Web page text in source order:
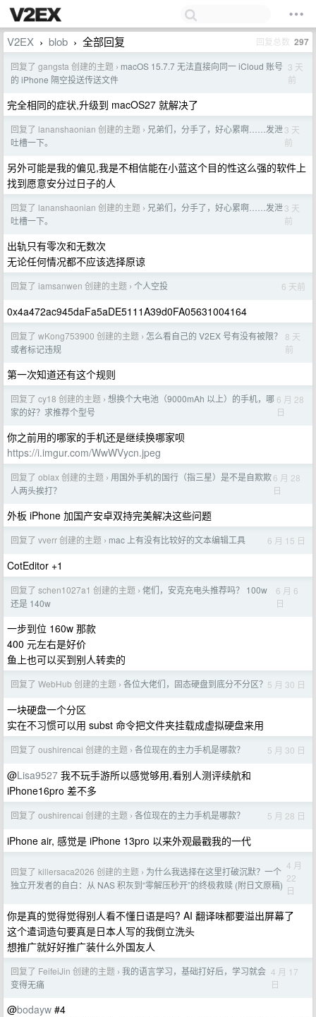
V2EX › blob › 全部回复 回复总数 297
回复了 gangsta 创建的主题 › macOS 15.7.7 无法直接向同一 iCloud 账号
的 iPhone 隔空投送传送文件
3 天
前
完全相同的症状,升级到 macOS27 就解决了
回复了 lananshaonian 创建的主题 › 兄弟们，分手了，好心累啊……发泄
吐槽一下。
3 天
前
另外可能是我的偏见,我是不相信能在小蓝这个目的性这么强的软件上
找到愿意安分过日子的人
回复了 lananshaonian 创建的主题 › 兄弟们，分手了，好心累啊……发泄
吐槽一下。
3 天
前
出轨只有零次和无数次
无论任何情况都不应该选择原谅
回复了 iamsanwen 创建的主题 › 个人空投 6 天前
0x4a472ac945daFa5aDE5111A39d0FA05631004164
回复了 wKong753900 创建的主题 › 怎么看自己的 V2EX 号有没有被限？
或者标记违规
8 天
前
第一次知道还有这个规则
回复了 cy18 创建的主题 › 想换个大电池（9000mAh 以上）的手机，哪
家的好？求推荐个型号
6 月 28
日
你之前用的哪家的手机还是继续换哪家呗
https://i.imgur.com/WwWVycn.jpeg
回复了 oblax 创建的主题 › 用国外手机的国行（指三星）是不是自欺欺
人两头挨打？
6 月 28
日
外板 iPhone 加国产安卓双持完美解决这些问题
回复了 vverr 创建的主题 › mac 上有没有比较好的文本编辑工具 6 月 15 日
CotEditor +1
回复了 schen1027a1 创建的主题 › 佬们，安克充电头推荐吗？ 100w
还是 140w
6 月 6
日
一步到位 160w 那款
400 元左右是好价
鱼上也可以买到别人转卖的
回复了 WebHub 创建的主题 › 各位大佬们，固态硬盘到底分不分区？ 5 月 30 日
一块硬盘一个分区
实在不习惯可以用 subst 命令把文件夹挂载成虚拟硬盘来用
回复了 oushirencai 创建的主题 › 各位现在的主力手机是哪款？ 5 月 30 日
@Lisa9527 我不玩手游所以感觉够用,看别人测评续航和
iPhone16pro 差不多
回复了 oushirencai 创建的主题 › 各位现在的主力手机是哪款？ 5 月 28 日
iPhone air, 感觉是 iPhone 13pro 以来外观最戳我的一代
回复了 killersaca2026 创建的主题 › 为什么我选择在这里打破沉默？一个
独立开发者的自白：从 NAS 积灰到“零解压秒开”的终极救赎 (附日文原稿)
4 月
22
日
你是真的觉得觉得别人看不懂日语是吗? AI 翻译味都要溢出屏幕了
这个遣词造句要真是日本人写的我倒立洗头
想推广就好好推广装什么外国友人
回复了 FeifeiJin 创建的主题 › 我的语言学习，基础打好后，学习就会
变得无痛
4 月 17
日
@bodayw #4